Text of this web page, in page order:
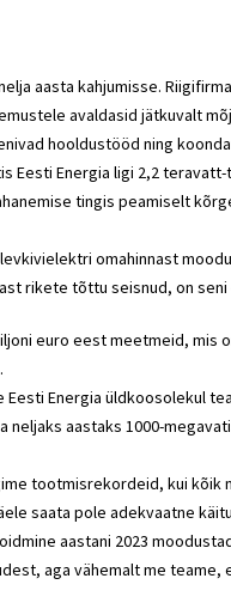
aasta kahjumisse.
avaldasid jätkuvalt
hooldustööd ning
Eesti Energia ligi 2,2
tingis peamiselt
omahinnast
rikete tõttu seisnud, on
euro eest meetmeid,
Eesti Energia üldkoosolekul
aastaks 1000-
tootmisrekordeid, kui
saata pole adekvaatne
aastani 2023
aga vähemalt me teame,